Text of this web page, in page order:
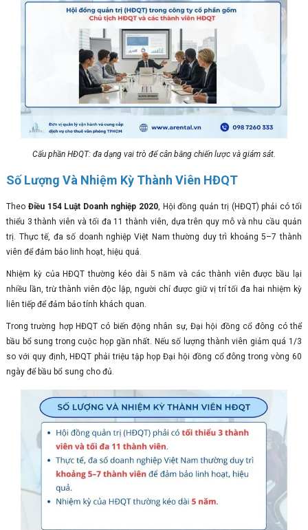
Cấu phần HĐQT: đa dạng vai trò để cân bằng chiến lược và giám sát.
Số Lượng Và Nhiệm Kỳ Thành Viên HĐQT
Theo Điều 154 Luật Doanh nghiệp 2020, Hội đồng quản trị (HĐQT) phải có tối
thiểu 3 thành viên và tối đa 11 thành viên, dựa trên quy mô và nhu cầu quản
trị. Thực tế, đa số doanh nghiệp Việt Nam thường duy trì khoảng 5–7 thành
viên để đảm bảo linh hoạt, hiệu quả.
Nhiệm kỳ của HĐQT thường kéo dài 5 năm và các thành viên được bầu lại
nhiều lần, trừ thành viên độc lập, người chỉ được giữ vị trí tối đa hai nhiệm kỳ
liên tiếp để đảm bảo tính khách quan.
Trong trường hợp HĐQT có biến động nhân sự, Đại hội đồng cổ đông có thể
bầu bổ sung trong cuộc họp gần nhất. Nếu số lượng thành viên giảm quá 1/3
so với quy định, HĐQT phải triệu tập họp Đại hội đồng cổ đông trong vòng 60
ngày để bầu bổ sung cho đủ.